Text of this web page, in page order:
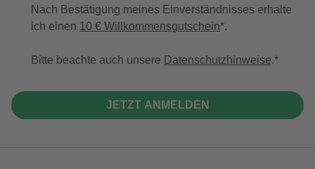
Nach Bestätigung meines Einverständnisses erhalte
ich einen 10 € Willkommensgutschein*.
Bitte beachte auch unsere Datenschutzhinweise.
JETZT ANMELDEN